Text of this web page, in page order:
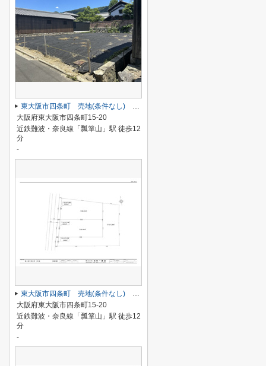
東大阪市四条町 売地(条件なし) ２号地
大阪府東大阪市四条町15-20
近鉄難波・奈良線「瓢箪山」駅 徒歩12
分
-
東大阪市四条町 売地(条件なし) １・２号地セット
大阪府東大阪市四条町15-20
近鉄難波・奈良線「瓢箪山」駅 徒歩12
分
-